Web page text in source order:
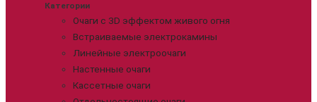
Категории
Очаги с 3D эффектом живого огня
Встраиваемые электрокамины
Линейные электроочаги
Настенные очаги
Кассетные очаги